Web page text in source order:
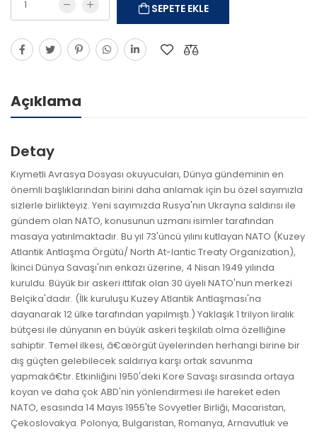
SEPETE EKLE
Açıklama
Detay
Kıymetli Avrasya Dosyası okuyucuları, Dünya gündeminin en
önemli başlıklarından birini daha anlamak için bu özel sayımızla
sizlerle birlikteyiz. Yeni sayımızda Rusya'nın Ukrayna saldırısı ile
gündem olan NATO, konusunun uzmanı isimler tarafından
masaya yatırılmaktadır. Bu yıl 73'üncü yılını kutlayan NATO (Kuzey
Atlantik Antlaşma Örgütü/ North At-lantic Treaty Organization),
İkinci Dünya Savaşı'nın enkazı üzerine, 4 Nisan 1949 yılında
kuruldu. Büyük bir askeri ittifak olan 30 üyeli NATO'nun merkezi
Belçika'dadır. (İlk kuruluşu Kuzey Atlantik Antlaşması'na
dayanarak 12 ülke tarafından yapılmıştı.) Yaklaşık 1 trilyon liralık
bütçesi ile dünyanın en büyük askeri teşkilatı olma özelliğine
sahiptir. Temel ilkesi, â€œörgüt üyelerinden herhangi birine bir
dış güçten gelebilecek saldırıya karşı ortak savunma
yapmakâ€tır. Etkinliğini 1950'deki Kore Savaşı sırasında ortaya
koyan ve daha çok ABD'nin yönlendirmesi ile hareket eden
NATO, esasında 14 Mayıs 1955'te Sovyetler Birliği, Macaristan,
Çekoslovakya. Polonya, Bulgaristan, Romanya, Arnavutluk ve